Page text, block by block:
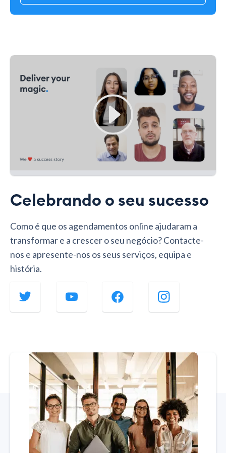
Celebrando o seu sucesso
Como é que os agendamentos online ajudaram a
transformar e a crescer o seu negócio? Contacte-
nos e apresente-nos os seus serviços, equipa e
história.